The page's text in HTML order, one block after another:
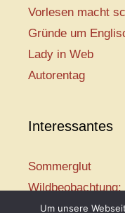
Vorlesen macht
Gründe um
Lady in Web
Autorentag
Interessantes
Sommerglut
Mir ist so heiß
Um unsere